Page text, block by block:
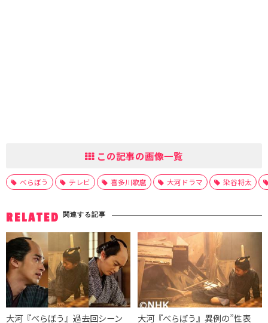
この記事の画像一覧
べらぼう テレビ 喜多川歌麿 大河ドラマ 染谷将太
RELATED 関連する記事
大河『べらぼう』過去回シーン
大河『べらぼう』異例の”性表